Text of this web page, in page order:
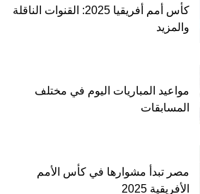
كأس أمم أفريقيا 2025: القنوات الناقلة
والمزيد
مواعيد المباريات اليوم في مختلف
المسابقات
مصر تبدأ مشوارها في كأس الأمم
الأفريقية 2025